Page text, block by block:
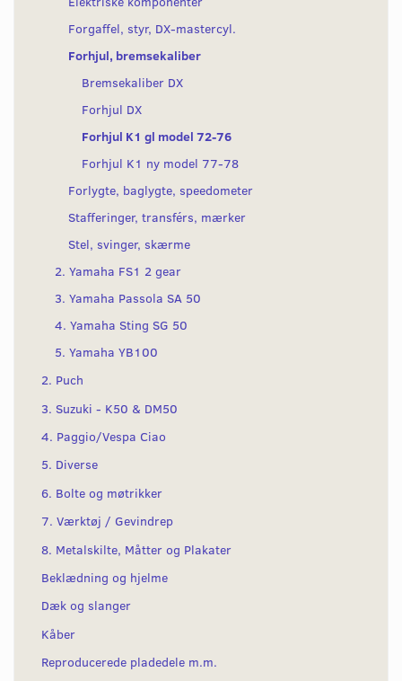
Forgaffel, styr, DX-mastercyl.
Forhjul, bremsekaliber
Bremsekaliber DX
Forhjul DX
Forhjul K1 gl model 72-76
Forhjul K1 ny model 77-78
Forlygte, baglygte, speedometer
Stafferinger, transférs, mærker
Stel, svinger, skærme
2. Yamaha FS1 2 gear
3. Yamaha Passola SA 50
4. Yamaha Sting SG 50
5. Yamaha YB100
2. Puch
3. Suzuki - K50 & DM50
4. Paggio/Vespa Ciao
5. Diverse
6. Bolte og møtrikker
7. Værktøj / Gevindrep
8. Metalskilte, Måtter og Plakater
Beklædning og hjelme
Dæk og slanger
Kåber
Reproducerede pladedele m.m.